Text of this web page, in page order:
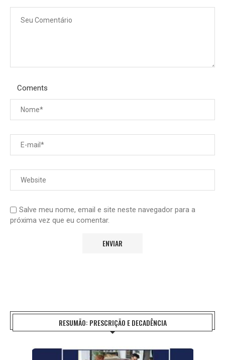
Coments
Salve meu nome, email e site neste navegador para a
próxima vez que eu comentar.
RESUMÃO: PRESCRIÇÃO E DECADÊNCIA